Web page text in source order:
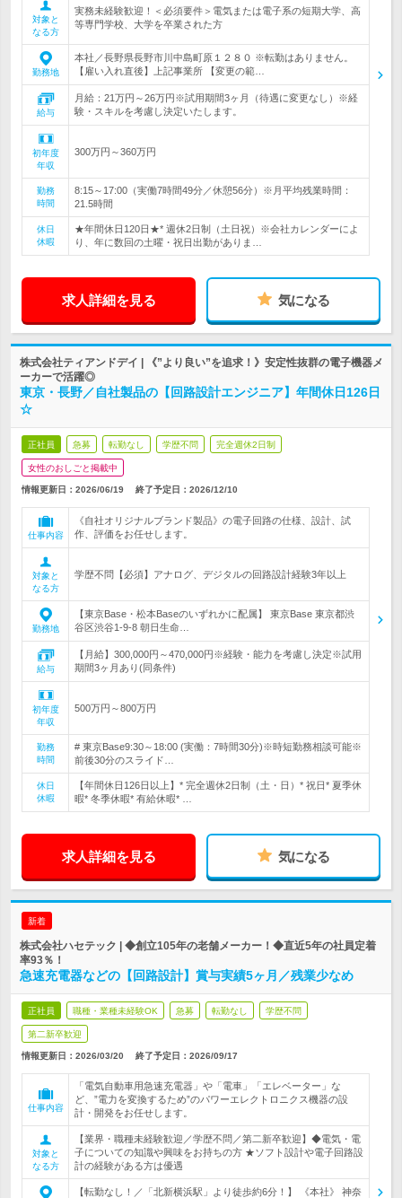
対象と
なる方
実務未経験歓迎！＜必須要件＞電気または電子系の短期大学、高
等専門学校、大学を卒業された方
勤務地
本社／長野県長野市川中島町原１２８０ ※転勤はありません。
【雇い入れ直後】上記事業所 【変更の範…
給与
月給：21万円～26万円※試用期間3ヶ月（待遇に変更なし）※経
験・スキルを考慮し決定いたします。
初年度
年収
300万円～360万円
勤務
時間
8:15～17:00（実働7時間49分／休憩56分）※月平均残業時間：
21.5時間
休日
休暇
★年間休日120日★* 週休2日制（土日祝）※会社カレンダーによ
り、年に数回の土曜・祝日出勤がありま…
求人詳細を見る 気になる
株式会社ティアンドデイ | 《”より良い”を追求！》安定性抜群の電子機器メ
ーカーで活躍◎
東京・長野／自社製品の【回路設計エンジニア】年間休日126日
☆
正社員 急募 転勤なし 学歴不問 完全週休2日制
女性のおしごと掲載中
情報更新日：2026/06/19 終了予定日： 2026/12/10
仕事内容
《自社オリジナルブランド製品》の電子回路の仕様、設計、試
作、評価をお任せします。
対象と
なる方
学歴不問【必須】アナログ、デジタルの回路設計経験3年以上
勤務地
【東京Base・松本Baseのいずれかに配属】 東京Base 東京都渋
谷区渋谷1-9-8 朝日生命…
給与
【月給】300,000円～470,000円※経験・能力を考慮し決定※試用
期間3ヶ月あり(同条件)
初年度
年収
500万円～800万円
勤務
時間
# 東京Base9:30～18:00 (実働：7時間30分)※時短勤務相談可能※
前後30分のスライド…
休日
休暇
【年間休日126日以上】* 完全週休2日制（土・日）* 祝日* 夏季休
暇* 冬季休暇* 有給休暇* …
求人詳細を見る 気になる
新着
株式会社ハセテック | ◆創立105年の老舗メーカー！◆直近5年の社員定着
率93％！
急速充電器などの【回路設計】賞与実績5ヶ月／残業少なめ
正社員 職種・業種未経験OK 急募 転勤なし 学歴不問
第二新卒歓迎
情報更新日：2026/03/20 終了予定日： 2026/09/17
仕事内容
「電気自動車用急速充電器」や「電車」「エレベーター」な
ど、”電力を変換するため”のパワーエレクトロニクス機器の設
計・開発をお任せします。
対象と
なる方
【業界・職種未経験歓迎／学歴不問／第二新卒歓迎】◆電気・電
子についての知識や興味をお持ちの方 ★ソフト設計や電子回路設
計の経験がある方は優遇
【転勤なし！／「北新横浜駅」より徒歩約6分！】 《本社》 神奈